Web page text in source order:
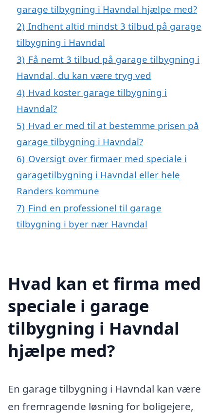
garage tilbygning i Havndal hjælpe med?
2) Indhent altid mindst 3 tilbud på garage
tilbygning i Havndal
3) Få nemt 3 tilbud på garage tilbygning i
Havndal, du kan være tryg ved
4) Hvad koster garage tilbygning i
Havndal?
5) Hvad er med til at bestemme prisen på
garage tilbygning i Havndal?
6) Oversigt over firmaer med speciale i
garagetilbygning i Havndal eller hele
Randers kommune
7) Find en professionel til garage
tilbygning i byer nær Havndal
Hvad kan et firma med
speciale i garage
tilbygning i Havndal
hjælpe med?
En garage tilbygning i Havndal kan være
en fremragende løsning for boligejere,